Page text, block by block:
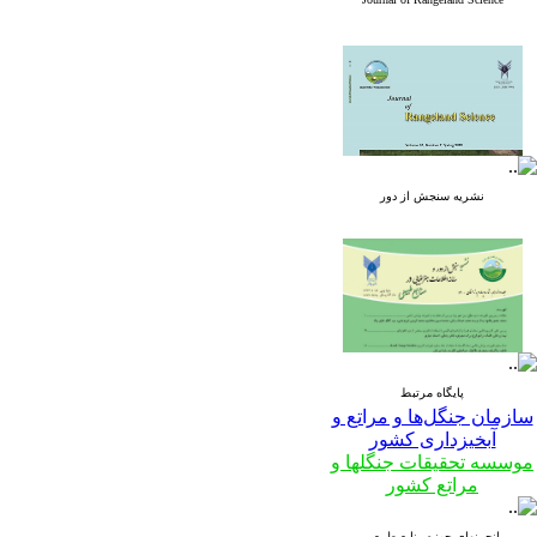
نشریه علمی
پژوهشی مرتع
Journal
of
Rangeland
Science
نشریه سنجش از دور
نشریه
پایگاه مرتبط
سازمان جنگل‌ها و مراتع و
آبخیزداری کشور
موسسه تحقیقات جنگلها و
مراتع کشور